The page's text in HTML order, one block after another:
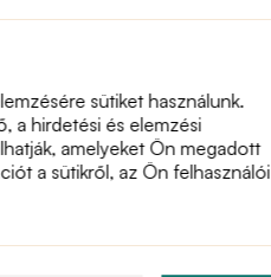
sütiket használunk.
a hirdetési és elemzési
amelyeket Ön megadott
a sütikről, az Ön felhasználói